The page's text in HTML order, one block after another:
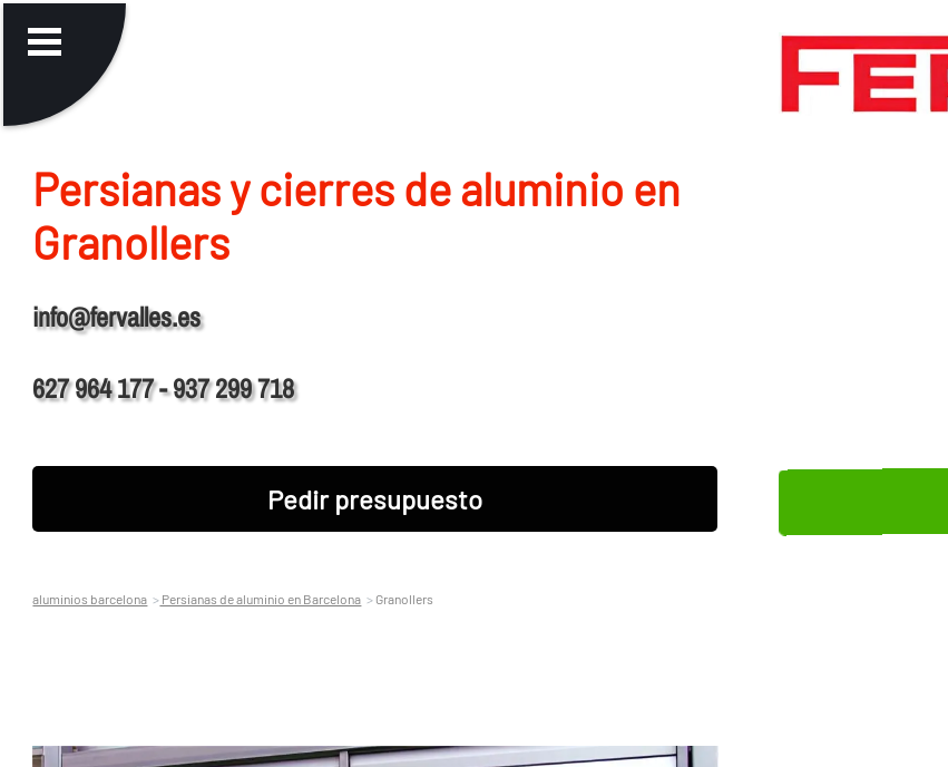
Persianas y cierres de aluminio en
Granollers
info@fervalles.es
627 964 177 - 937 299 718
Pedir presupuesto
aluminios barcelona Persianas de aluminio en Barcelona Granollers